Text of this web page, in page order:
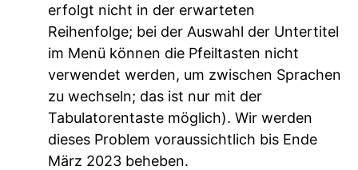
erfolgt nicht in der erwarteten
Reihenfolge; bei der Auswahl der Untertitel
im Menü können die Pfeiltasten nicht
verwendet werden, um zwischen Sprachen
zu wechseln; das ist nur mit der
Tabulatorentaste möglich). Wir werden
dieses Problem voraussichtlich bis Ende
März 2023 beheben.